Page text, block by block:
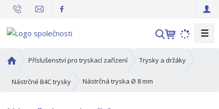
V
h
☰
v
o
Příslušenství pro tryskací zařízení Trysky a držáky
Nástrčné B4C trysky Nástrčná tryska Ø 8 mm